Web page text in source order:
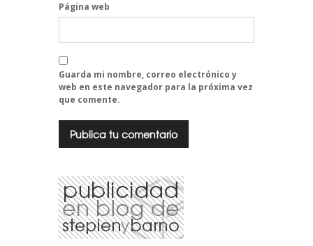
Página web
Guarda mi nombre, correo electrónico y
web en este navegador para la próxima vez
que comente.